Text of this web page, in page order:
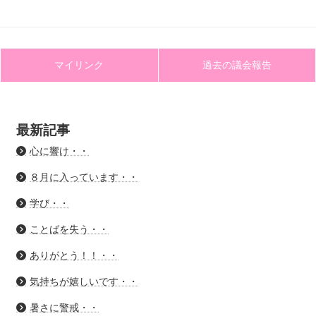
マイリンク 過去の議会報告
最新記事
心に響け・・
８月に入っています・・
学び・・
ことばを失う・・
ありがとう！！・・
気持ちが嬉しいです・・
暑さに警戒・・